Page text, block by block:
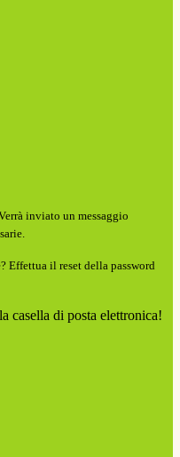
inviato un messaggio
Effettua il reset della password
casella di posta elettronica!